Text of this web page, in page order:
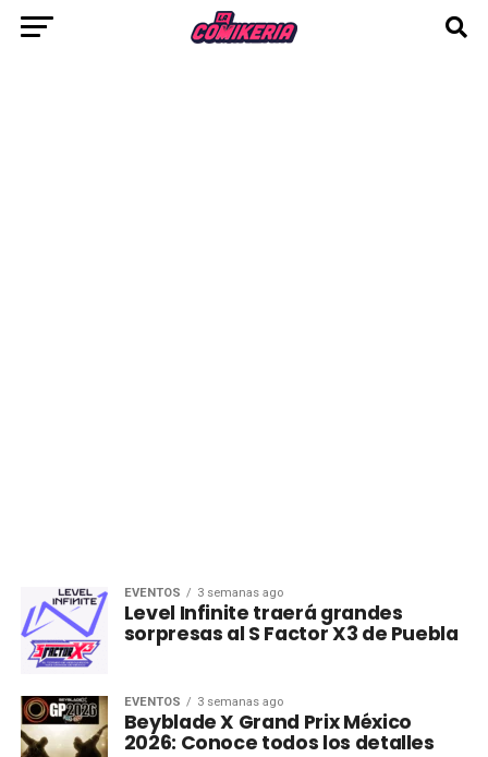
EVENTOS 3 semanas ago
Level Infinite traerá grandes
sorpresas al S Factor X3 de Puebla
EVENTOS 3 semanas ago
Beyblade X Grand Prix México
2026: Conoce todos los detalles